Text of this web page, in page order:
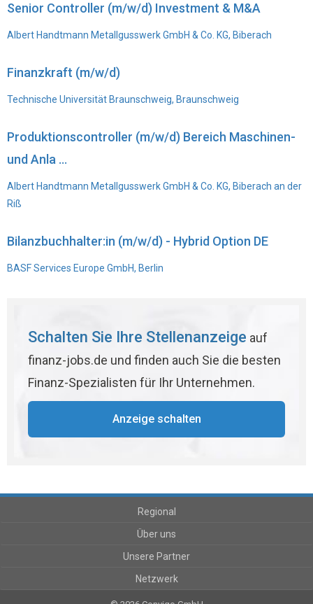
Senior Controller (m/w/d) Investment & M&A
Albert Handtmann Metallgusswerk GmbH & Co. KG, Biberach
Finanzkraft (m/w/d)
Technische Universität Braunschweig, Braunschweig
Produktionscontroller (m/w/d) Bereich Maschinen-
und Anla ...
Albert Handtmann Metallgusswerk GmbH & Co. KG, Biberach an der
Riß
Bilanzbuchhalter:in (m/w/d) - Hybrid Option DE
BASF Services Europe GmbH, Berlin
Schalten Sie Ihre Stellenanzeige auf
finanz-jobs.de und finden auch Sie die besten
Finanz-Spezialisten für Ihr Unternehmen.
Anzeige schalten
Regional
Über uns
Unsere Partner
Netzwerk